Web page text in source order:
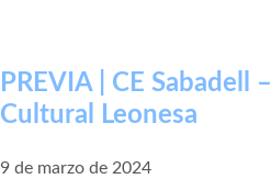
PREVIA | CE Sabadell –
Cultural Leonesa
9 de marzo de 2024